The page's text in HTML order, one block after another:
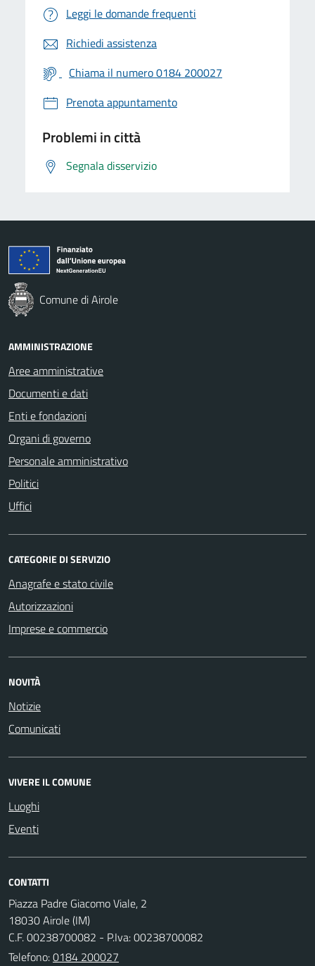
Leggi le domande frequenti
Richiedi assistenza
Chiama il numero 0184 200027
Prenota appuntamento
Problemi in città
Segnala disservizio
Comune di Airole
AMMINISTRAZIONE
Aree amministrative
Documenti e dati
Enti e fondazioni
Organi di governo
Personale amministrativo
Politici
Uffici
CATEGORIE DI SERVIZIO
Anagrafe e stato civile
Autorizzazioni
Imprese e commercio
NOVITÀ
Notizie
Comunicati
VIVERE IL COMUNE
Luoghi
Eventi
CONTATTI
Piazza Padre Giacomo Viale, 2
18030 Airole (IM)
C.F. 00238700082 - P.Iva: 00238700082
Telefono:0184 200027